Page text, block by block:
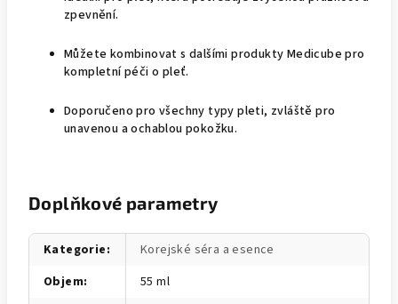
zpevnění.
Můžete kombinovat s dalšími produkty Medicube pro
kompletní péči o pleť.
Doporučeno pro všechny typy pleti, zvláště pro
unavenou a ochablou pokožku.
Doplňkové parametry
Kategorie:
Korejské séra a esence
Objem: 55 ml